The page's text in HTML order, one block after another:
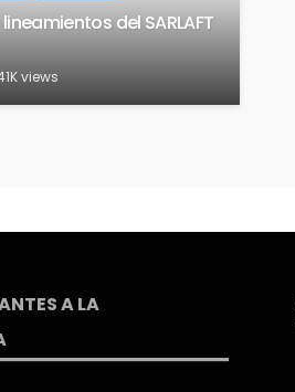
del SARLAFT
views
A LA